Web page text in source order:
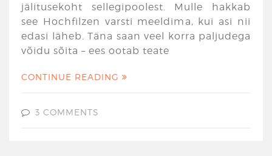
jälitusekoht sellegipoolest. Mulle hakkab
see Hochfilzen varsti meeldima, kui asi nii
edasi läheb. Täna saan veel korra paljudega
võidu sõita – ees ootab teate
CONTINUE READING
3 COMMENTS